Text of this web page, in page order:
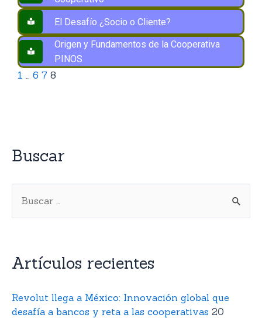
El Desafío ¿Socio o Cliente?
Origen y Fundamentos de la Cooperativa
PINOS
1 … 6 7 8
Buscar
Artículos recientes
Revolut llega a México: Innovación global que
desafía a bancos y reta a las cooperativas 20